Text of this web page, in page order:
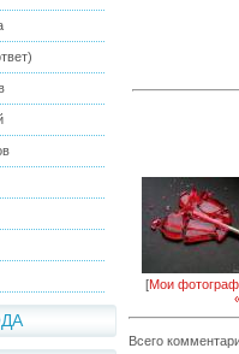
[Мои
Всего